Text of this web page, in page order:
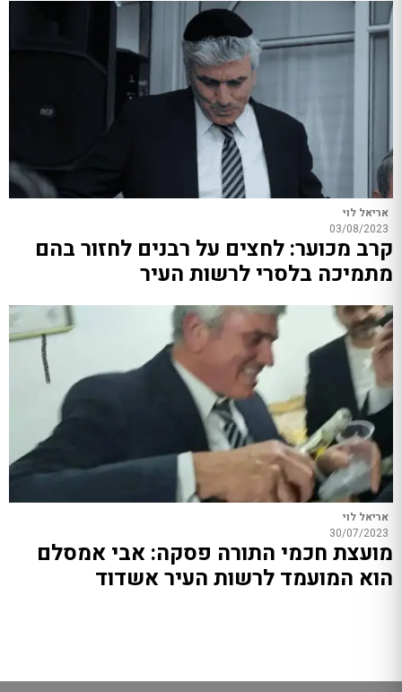
אריאל לוי
03/08/2023
קרב מכוער: לחצים על רבנים לחזור בהם
מתמיכה בלסרי לרשות העיר
אריאל לוי
30/07/2023
מועצת חכמי התורה פסקה: אבי אמסלם
הוא המועמד לרשות העיר אשדוד